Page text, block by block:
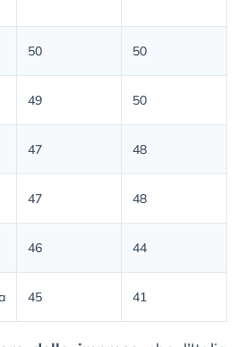
50 50
49 50
47 48
47 48
46 44
45 41